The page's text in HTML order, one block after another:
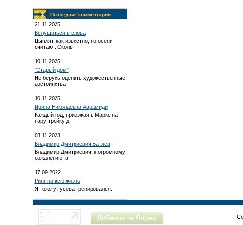
Последние комментарии
21.11.2025
Вслушаться в слова
Цыплят, как известно, по осени
считают. Сколь
10.11.2025
"Старый дом"
Не берусь оценить художественные
достоинства
10.11.2025
Ирина Николаевна Аврамиди
Каждый год, приезжая в Маркс на
пару-тройку д
08.11.2023
Владимир Дмитриевич Батяев
Владимир Дмитриевич, к огромному
сожалению, в
17.09.2022
Ринг на всю жизнь
Я тоже у Гусева тренировался.